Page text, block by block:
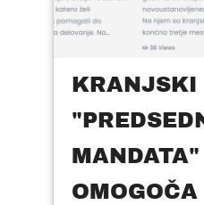
KRANJSKI
MANDATA"
OMOGOČA